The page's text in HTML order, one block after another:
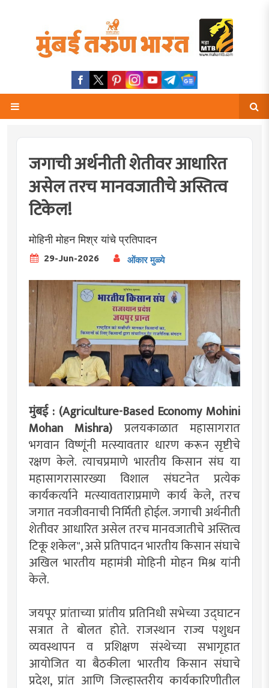
जगाची अर्थनीती शेतीवर आधारित
असेल तरच मानवजातीचे अस्तित्व
टिकेल!
मोहिनी मोहन मिश्र यांचे प्रतिपादन
29-Jun-2026 ओंकार मुळ्ये
मुंबई : (Agriculture-Based Economy Mohini
Mohan Mishra) प्रलयकाळात महासागरात
भगवान विष्णूंनी मत्स्यावतार धारण करून सृष्टीचे
रक्षण केले. त्याचप्रमाणे भारतीय किसान संघ या
महासागरासारख्या विशाल संघटनेत प्रत्येक
कार्यकर्त्याने मत्स्यावताराप्रमाणे कार्य केले, तरच
जगात नवजीवनाची निर्मिती होईल. जगाची अर्थनीती
शेतीवर आधारित असेल तरच मानवजातीचे अस्तित्व
टिकू शकेल", असे प्रतिपादन भारतीय किसान संघाचे
अखिल भारतीय महामंत्री मोहिनी मोहन मिश्र यांनी
केले.
जयपूर प्रांताच्या प्रांतीय प्रतिनिधी सभेच्या उद्घाटन
सत्रात ते बोलत होते. राजस्थान राज्य पशुधन
व्यवस्थापन व प्रशिक्षण संस्थेच्या सभागृहात
आयोजित या बैठकीला भारतीय किसान संघाचे
प्रदेश, प्रांत आणि जिल्हास्तरीय कार्यकारिणीतील